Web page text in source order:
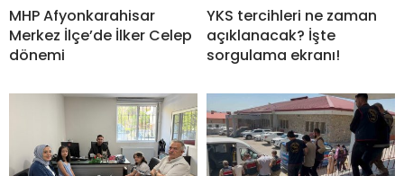
MHP Afyonkarahisar
Merkez İlçe’de İlker Celep
dönemi
YKS tercihleri ne zaman
açıklanacak? İşte
sorgulama ekranı!